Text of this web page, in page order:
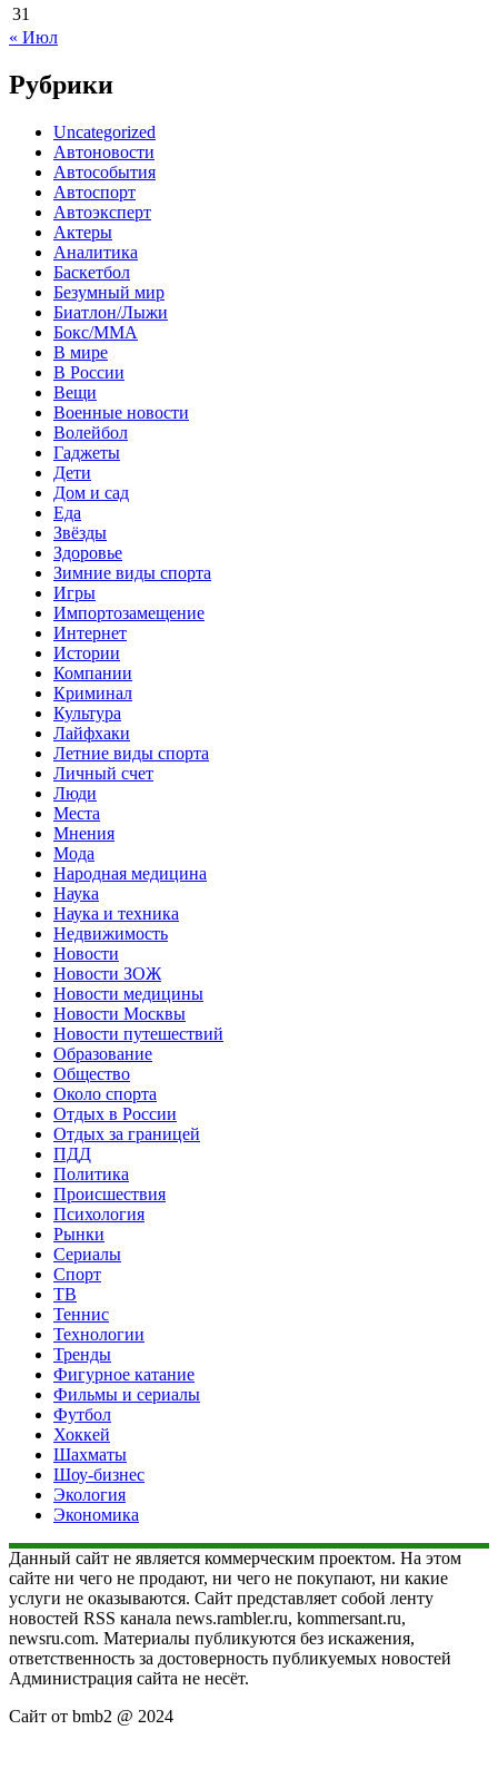
31
« Июл
Рубрики
Uncategorized
Автоновости
Автособытия
Автоспорт
Автоэксперт
Актеры
Аналитика
Баскетбол
Безумный мир
Биатлон/Лыжи
Бокс/MMA
В мире
В России
Вещи
Военные новости
Волейбол
Гаджеты
Дети
Дом и сад
Еда
Звёзды
Здоровье
Зимние виды спорта
Игры
Импортозамещение
Интернет
Истории
Компании
Криминал
Культура
Лайфхаки
Летние виды спорта
Личный счет
Люди
Места
Мнения
Мода
Народная медицина
Наука
Наука и техника
Недвижимость
Новости
Новости ЗОЖ
Новости медицины
Новости Москвы
Новости путешествий
Образование
Общество
Около спорта
Отдых в России
Отдых за границей
ПДД
Политика
Происшествия
Психология
Рынки
Сериалы
Спорт
ТВ
Теннис
Технологии
Тренды
Фигурное катание
Фильмы и сериалы
Футбол
Хоккей
Шахматы
Шоу-бизнес
Экология
Экономика
Данный сайт не является коммерческим проектом. На этом
сайте ни чего не продают, ни чего не покупают, ни какие
услуги не оказываются. Сайт представляет собой ленту
новостей RSS канала news.rambler.ru, kommersant.ru,
newsru.com. Материалы публикуются без искажения,
ответственность за достоверность публикуемых новостей
Администрация сайта не несёт.
Сайт от bmb2 @ 2024